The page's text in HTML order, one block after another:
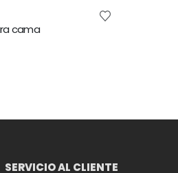
cama
SERVICIO AL CLIENTE